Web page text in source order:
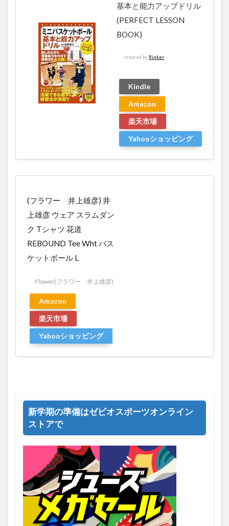
基本と能力アップドリル
(PERFECT LESSON
BOOK)
created by Rinker
Kindle
Amazon
楽天市場
Yahooショッピング
(フラワー 井上雄彦) 井
上雄彦 ウェア スラムダン
ク Tシャツ 花道
REBOUND Tee Wht バス
ケットボール L
Flower(フラワー 井上雄彦)
Amazon
楽天市場
Yahooショッピング
新学期の準備はゼビオスポーツオンライン
ストアで